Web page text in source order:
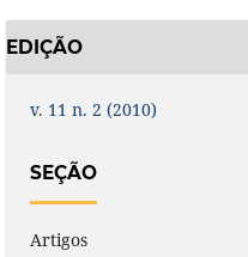
EDIÇÃO
v. 11 n. 2 (2010)
SEÇÃO
Artigos